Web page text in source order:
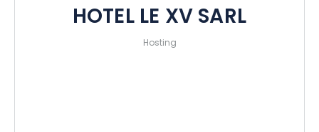
HOTEL LE XV SARL
Hosting